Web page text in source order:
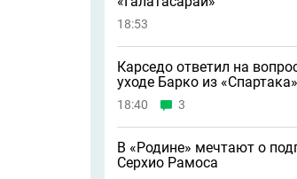
18:53
Карседо ответил на
уходе Барко из «Спартака»
18:40 3
В «Родине» мечтают о
Серхио Рамоса